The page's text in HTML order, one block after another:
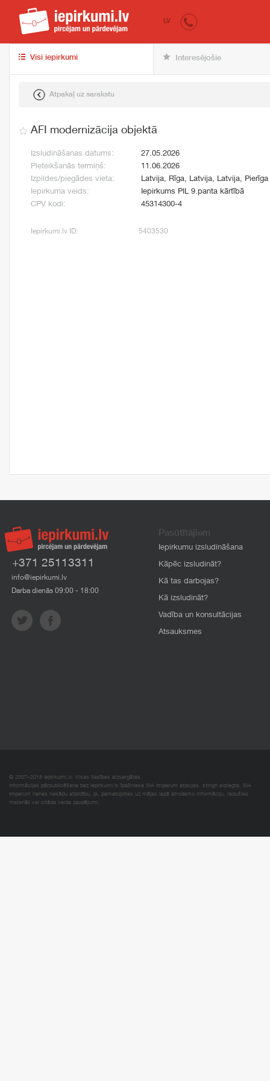
iepirkumi.lv
LV
Visi iepirkumi Interesējošie
Atpakaļ uz sarakstu
AFI modernizācija objektā
Izsludināšanas datums:
27.05.2026
Pieteikšanās termiņš:
11.06.2026
Izpildes/piegādes vieta:
Latvija, Rīga, Latvija, Latvija, Pierīga
Iepirkuma veids:
Iepirkums PIL 9.panta kārtībā
CPV kodi:
45314300-4
Iepirkumi.lv ID: 5403530
+371 25113311
info@iepirkumi.lv
Darba dienās 09:00 - 18:00
Pasūtītājiem
Iepirkumu izsludināšana
Kāpēc izsludināt?
Kā tas darbojas?
Kā izsludināt?
Vadība un konsultācijas
Atsauksmes
© 2007–2018 Iepirkumi.lv. Visas tiesības aizsargātas.
Informācijas pārpublicēšana bez iepirkumi.lv īpašnieka SIA Imperum atļaujas, stingri aizliegta. SIA
Imperum nenes nekādu atbildību, ja, pamatojoties uz mājas lapā atrodamo informāciju, radušies
materiāli vai citāda veida zaudējumi.